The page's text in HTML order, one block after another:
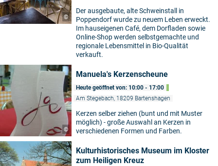
©
Der ausgebaute, alte Schweinstall in
Poppendorf wurde zu neuem Leben erweckt.
Im hauseigenen Café, dem Dorfladen sowie
Online-Shop werden selbstgemachte und
regionale Lebensmittel in Bio-Qualität
verkauft.
©
Manuela's Kerzenscheune
Heute geöffnet von: 10:00 - 17:00
Am Stegebach, 18209 Bartenshagen
Kerzen selber ziehen (bunt und mit Muster
möglich) - große Auswahl an Kerzen in
verschiedenen Formen und Farben.
Kulturhistorisches Museum im Kloster
zum Heiligen Kreuz